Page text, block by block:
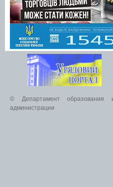
© Департамент образования и
администрации